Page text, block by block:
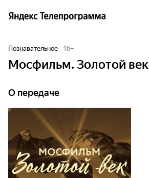
Познавательное 16+
Мосфильм. Золотой век
О передаче